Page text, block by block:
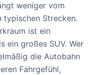
weniger vom
typischen Strecken.
ist ein
ein großes SUV. Wer
die Autobahn
Fahrgefühl,